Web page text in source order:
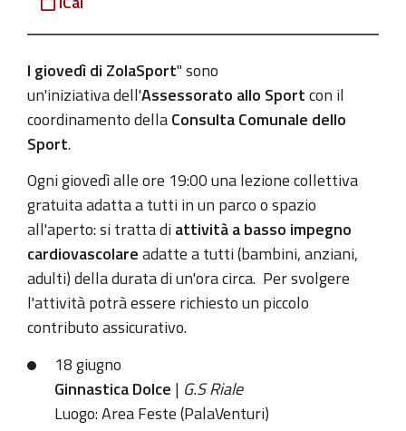
18T19:00:00+02:00
2020-
06-
18T20:00:00+02:00
Attività
motoria
all'aperto
gratuita
e
aperta
a
tutti
giovedì
I giovedì di ZolaSport" sono
un'iniziativa dell'Assessorato allo Sportcon il
coordinamento dellaConsulta Comunale dello
Sport.
Ognigiovedìalle ore 19:00 una lezione collettiva
gratuita adatta a tutti in un parco o spazio
all'aperto: si tratta diattività a basso impegno
cardiovascolareadatte a tutti (bambini, anziani,
adulti) della durata di un'ora circa. Per svolgere
l'attività potrà essere richiesto un piccolo
contributo assicurativo.
18 giugno
Ginnastica Dolce | G.S Riale
Luogo: Area Feste (PalaVenturi)